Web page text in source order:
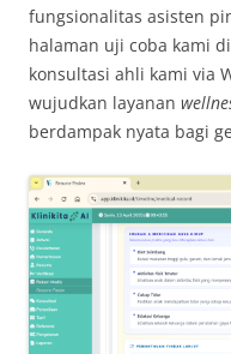
fungsionalitas asisten
halaman uji coba kami di
konsultasi ahli kami via
wujudkan layanan
berdampak nyata bagi